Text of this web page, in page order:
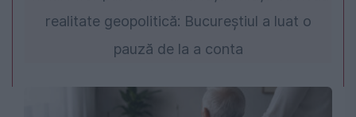
realitate geopolitică: Bucureștiul a luat o
pauză de la a conta